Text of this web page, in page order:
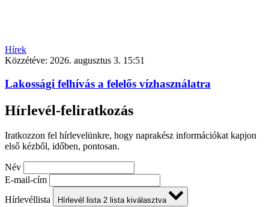
Hírek
Közzétéve: 2026. augusztus 3. 15:51
Lakossági felhívás a felelős vízhasználatra
Hírlevél-feliratkozás
Iratkozzon fel hírlevelünkre, hogy naprakész információkat kapjon
első kézből, időben, pontosan.
Név
E-mail-cím
Hírlevéllista
Hírlevél lista 2 lista kiválasztva